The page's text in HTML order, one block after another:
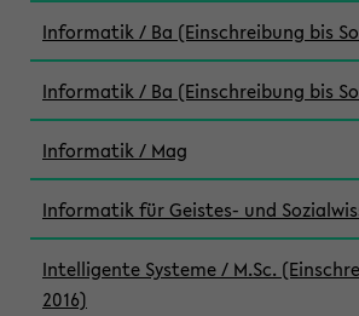
Informatik / Ba (Einschreibung bis
Informatik / Ba (Einschreibung bis
Informatik / Mag
Informatik für Geistes- und
Intelligente Systeme / M.Sc.
2016)